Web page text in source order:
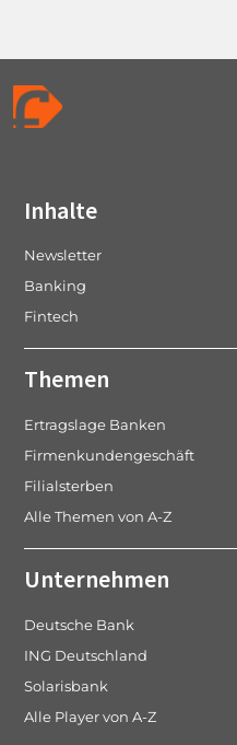
Inhalte
Newsletter
Banking
Fintech
Themen
Ertragslage Banken
Firmenkundengeschäft
Filialsterben
Alle Themen von A-Z
Unternehmen
Deutsche Bank
ING Deutschland
Solarisbank
Alle Player von A-Z